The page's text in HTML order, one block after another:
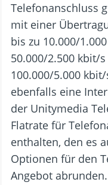
Telefonanschluss
mit einer
bis zu 10.000/
50.000/2.500 kbit/
100.000/5.000
ebenfalls eine
der Unitymedia
Flatrate für
enthalten, den es
Optionen für den
Angebot